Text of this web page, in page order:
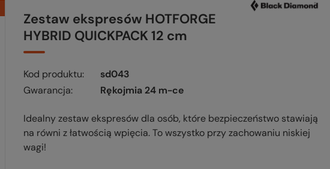
Zestaw ekspresów HOTFORGE
HYBRID QUICKPACK 12 cm
Kod produktu
sd043
Gwarancja
Rękojmia 24 m-ce
Idealny zestaw ekspresów dla osób, które bezpieczeństwo stawiają
na równi z łatwością wpięcia. To wszystko przy zachowaniu niskiej
wagi!